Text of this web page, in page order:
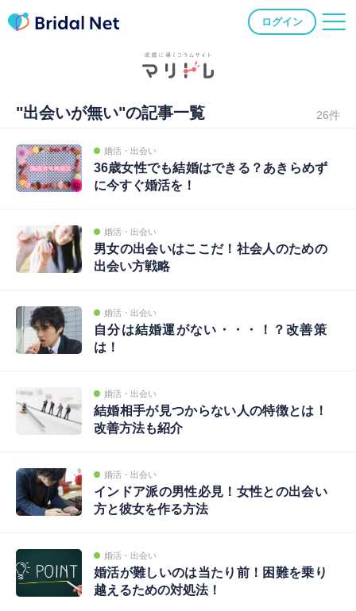
ログイン
"出会いが無い"の記事一覧 26件
婚活・出会い
36歳女性でも結婚はできる？あきらめず
に今すぐ婚活を！
婚活・出会い
男女の出会いはここだ！社会人のための
出会い方戦略
婚活・出会い
自分は結婚運がない・・・！？改善策
は！
婚活・出会い
結婚相手が見つからない人の特徴とは！
改善方法も紹介
婚活・出会い
インドア派の男性必見！女性との出会い
方と彼女を作る方法
婚活・出会い
婚活が難しいのは当たり前！困難を乗り
越えるための対処法！